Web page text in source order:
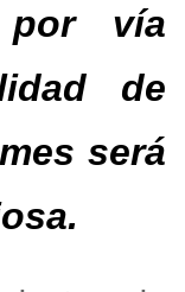
por vía
de
será